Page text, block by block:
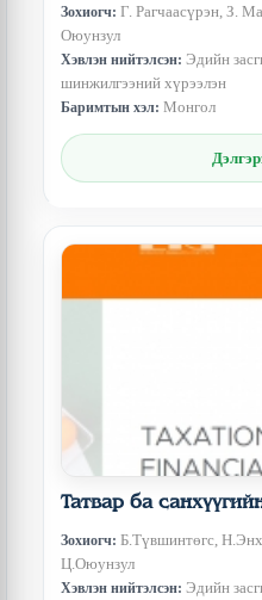
Зохиогч: Г. Рагчаасүрэн, З.
Оюунзул
Хэвлэн нийтэлсэн: Эдийн
шинжилгээний хүрээлэн
Баримтын хэл: Монгол
Татвар ба
Зохиогч: Б.Түвшинтөгс,
Ц.Оюунзул
Хэвлэн нийтэлсэн: Эдийн